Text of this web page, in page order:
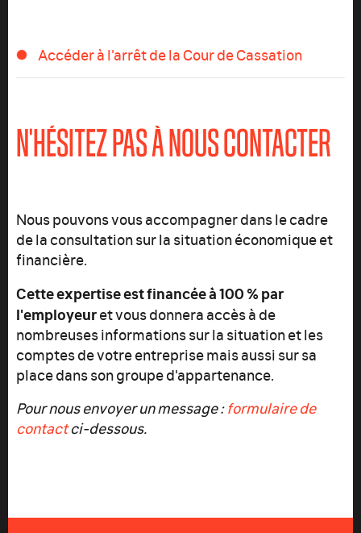
Accéder à l'arrêt de la Cour de Cassation
N'HÉSITEZ PAS À NOUS CONTACTER
Nous pouvons vous accompagner dans le cadre
de la consultation sur la situation économique et
financière.
Cette expertise est financée à 100 % par
l'employeuret vous donnera accès à de
nombreuses informations sur la situation et les
comptes de votre entreprise mais aussi sur sa
place dans son groupe d'appartenance.
Pour nous envoyer un message :formulaire de
contactci-dessous.